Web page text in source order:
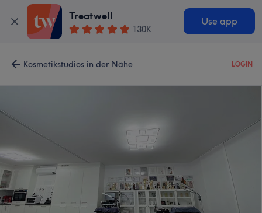
Treatwell
130K
Use app
Kosmetikstudios in der Nähe LOGIN